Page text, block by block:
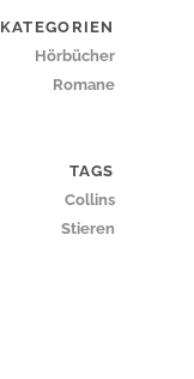
KATEGORIEN
Hörbücher
Romane
TAGS
Collins
Stieren